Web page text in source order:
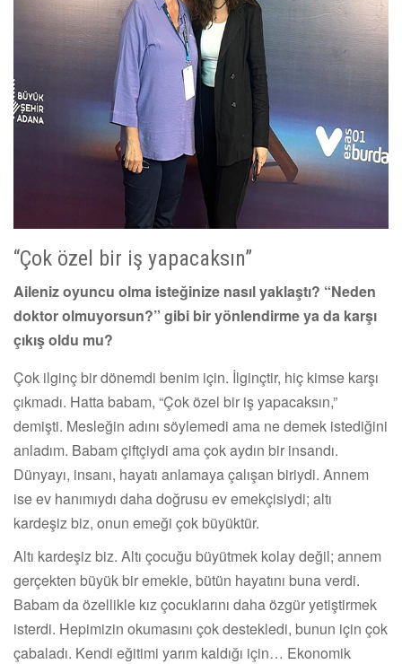
“Çok özel bir iş yapacaksın”
Aileniz oyuncu olma isteğinize nasıl yaklaştı? “Neden
doktor olmuyorsun?” gibi bir yönlendirme ya da karşı
çıkış oldu mu?
Çok ilginç bir dönemdi benim için. İlginçtir, hiç kimse karşı
çıkmadı. Hatta babam, “Çok özel bir iş yapacaksın,”
demişti. Mesleğin adını söylemedi ama ne demek istediğini
anladım. Babam çiftçiydi ama çok aydın bir insandı.
Dünyayı, insanı, hayatı anlamaya çalışan biriydi. Annem
ise ev hanımıydı daha doğrusu ev emekçisiydi; altı
kardeşiz biz, onun emeği çok büyüktür.
Altı kardeşiz biz. Altı çocuğu büyütmek kolay değil; annem
gerçekten büyük bir emekle, bütün hayatını buna verdi.
Babam da özellikle kız çocuklarını daha özgür yetiştirmek
isterdi. Hepimizin okumasını çok destekledi, bunun için çok
çabaladı. Kendi eğitimi yarım kaldığı için… Ekonomik